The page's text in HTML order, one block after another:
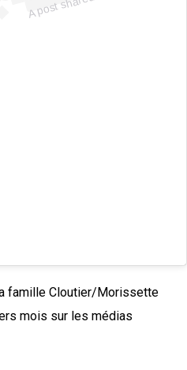
famille Cloutier/Morissette
mois sur les médias